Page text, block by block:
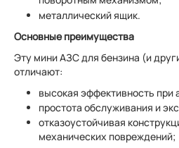
металлический ящик.
Основные преимущества
Эту мини АЗС для бензина (и
отличают:
высокая эффективность при
простота обслуживания и
отказоустойчивая
механических повреждений;